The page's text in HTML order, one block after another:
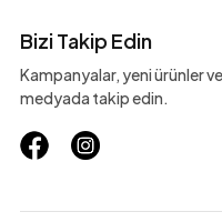
Bizi Takip Edin
Kampanyalar, yeni ürünler
medyada takip edin.